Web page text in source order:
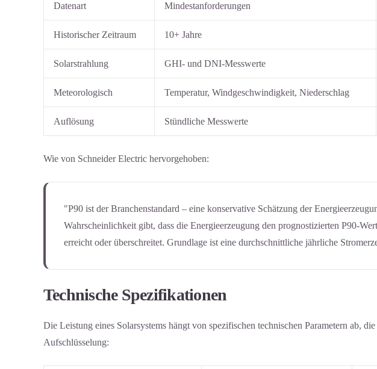
Datenart Mindestanforderungen
Historischer Zeitraum 10+ Jahre
Solarstrahlung GHI- und DNI-Messwerte
Meteorologisch Temperatur, Windgeschwindigkeit, Niederschlag
Auflösung Stündliche Messwerte
Wie von Schneider Electric hervorgehoben:
"P90 ist der Branchenstandard – eine konservative Schätzung der
Wahrscheinlichkeit gibt, dass die Energieerzeugung den prognostizierten P90-
erreicht oder überschreitet. Grundlage ist eine durchschnittliche jährliche
Technische Spezifikationen
Die Leistung eines Solarsystems hängt von spezifischen technischen Parametern ab,
Aufschlüsselung: